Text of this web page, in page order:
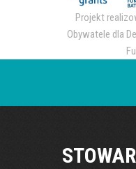
Projekt
Obywatele dla